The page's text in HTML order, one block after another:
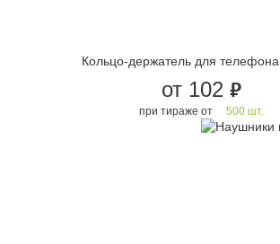
Кольцо-держатель для
от 102 руб.
при тираже от 500 шт.